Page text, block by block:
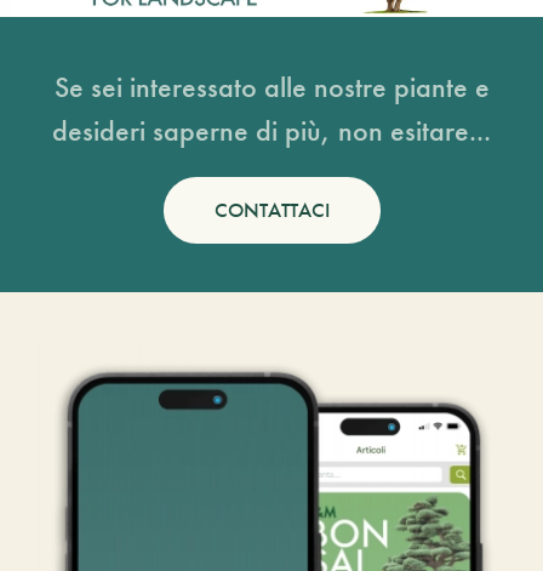
Se sei interessato alle nostre piante e
desideri saperne di più, non esitare...
CONTATTACI